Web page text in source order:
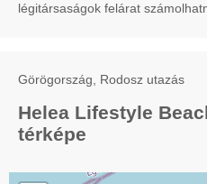
légitársaságok felárat
Görögország, Rodosz utazás
Helea Lifestyle
térképe